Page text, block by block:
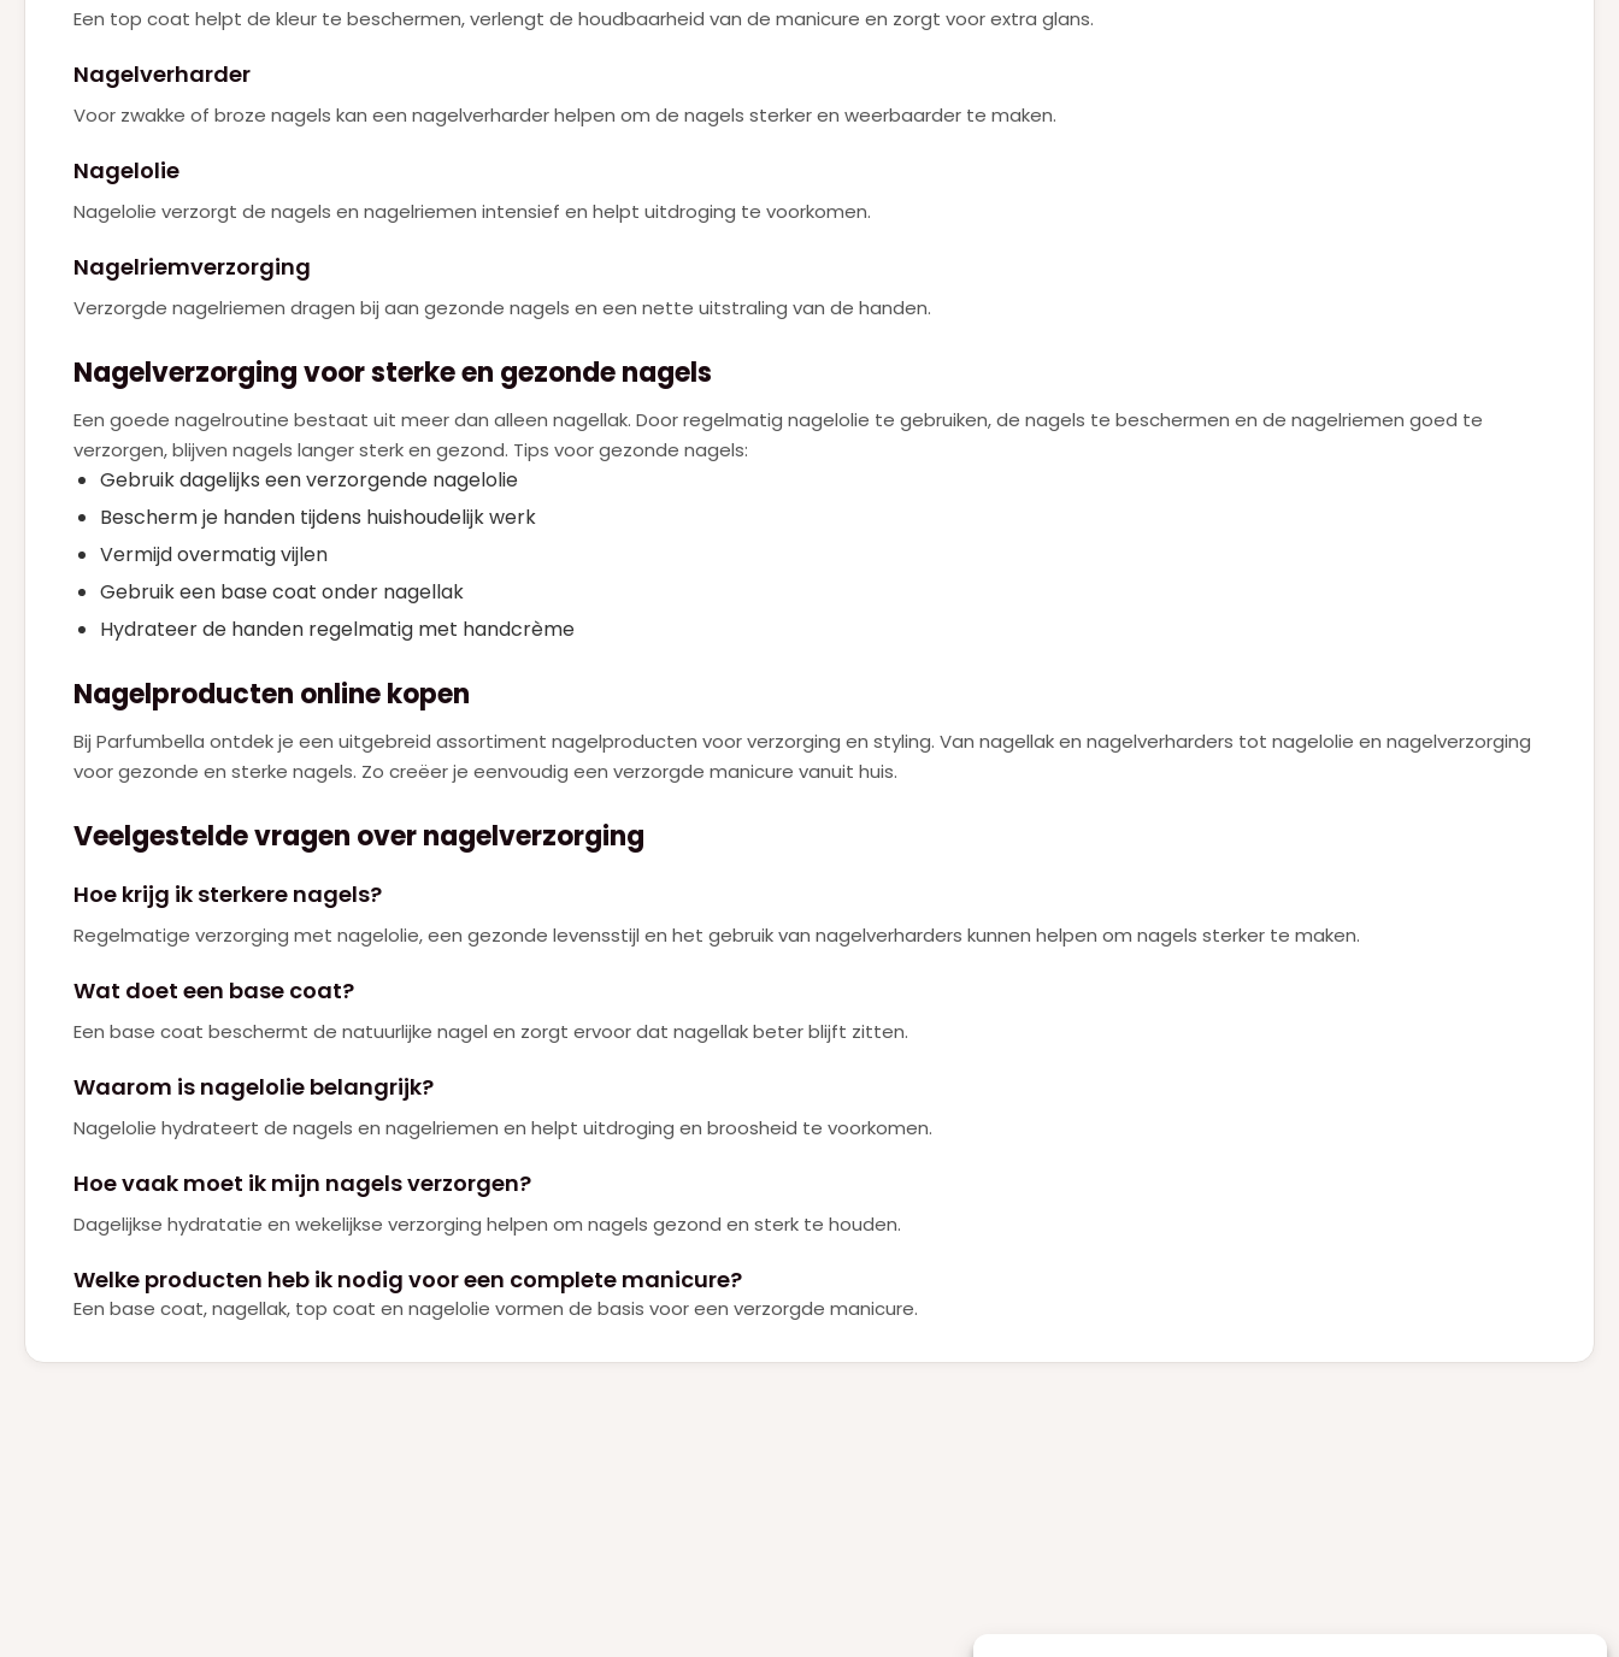
PACO RABANNE(14)
PRADA(6)
RALPH LAUREN(2)
Roberto Cavalli
SERGE LUTENS(1)
SISLEY
TOM FORD (5)
VERSACE(3)
VIKTOR & ROLF(5)
YVES SAINT LAURENT(15)
ZADIG & VOLTAIRE(1)
Een top coat helpt de kleur te beschermen, verlengt de houdbaarheid van de manicure en zorgt voor extra glans.
Nagelverharder
Voor zwakke of broze nagels kan een nagelverharder helpen om de nagels sterker en weerbaarder te maken.
Nagelolie
Nagelolie verzorgt de nagels en nagelriemen intensief en helpt uitdroging te voorkomen.
Nagelriemverzorging
Verzorgde nagelriemen dragen bij aan gezonde nagels en een nette uitstraling van de handen.
Nagelverzorging voor sterke en gezonde nagels
Een goede nagelroutine bestaat uit meer dan alleen nagellak. Door regelmatig nagelolie te gebruiken, de nagels te beschermen en de nagelriemen goed te
verzorgen, blijven nagels langer sterk en gezond. Tips voor gezonde nagels:
Gebruik dagelijks een verzorgende nagelolie
Bescherm je handen tijdens huishoudelijk werk
Vermijd overmatig vijlen
Gebruik een base coat onder nagellak
Hydrateer de handen regelmatig met handcrème
Nagelproducten online kopen
Bij Parfumbella ontdek je een uitgebreid assortiment nagelproducten voor verzorging en styling. Van nagellak en nagelverharders tot nagelolie en nagelverzorging
voor gezonde en sterke nagels. Zo creëer je eenvoudig een verzorgde manicure vanuit huis.
Veelgestelde vragen over nagelverzorging
Hoe krijg ik sterkere nagels?
Regelmatige verzorging met nagelolie, een gezonde levensstijl en het gebruik van nagelverharders kunnen helpen om nagels sterker te maken.
Wat doet een base coat?
Een base coat beschermt de natuurlijke nagel en zorgt ervoor dat nagellak beter blijft zitten.
Waarom is nagelolie belangrijk?
Nagelolie hydrateert de nagels en nagelriemen en helpt uitdroging en broosheid te voorkomen.
Hoe vaak moet ik mijn nagels verzorgen?
Dagelijkse hydratatie en wekelijkse verzorging helpen om nagels gezond en sterk te houden.
Welke producten heb ik nodig voor een complete manicure?
Een base coat, nagellak, top coat en nagelolie vormen de basis voor een verzorgde manicure.